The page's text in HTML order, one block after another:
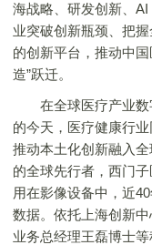
海战略、研发创新、
业突破创新瓶颈、把
的创新平台，推动中国
造”跃迁。
在全球医疗产业数
的今天，医疗健康行
推动本土化创新融入
的全球先行者，西门
用在影像设备中，近
数据。依托上海创新
业务总经理王磊博士